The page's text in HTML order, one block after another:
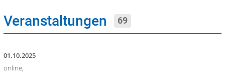
Veranstaltungen 69
01.10.2025
online,